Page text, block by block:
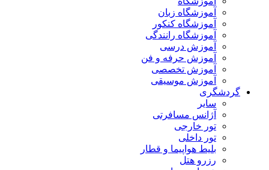
آموزشگاه زبان
آموزشگاه کنکور
آموزشگاه رانندگی
آموزش درسی
آموزش حرفه و فن
آموزش تخصصی
آموزش موسیقی
گردشگری
سایر
آژانس مسافرتی
تور خارجی
تور داخلی
بلیط هواپیما و قطار
رزرو هتل